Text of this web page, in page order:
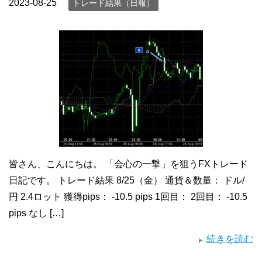
2023-08-25 トレード結果（日報）
皆さん、こんにちは。 「会心の一撃」を狙うFXトレード
日記です。 トレード結果 8/25（金） 通貨＆数量： ドル/
円 2.4ロット 獲得pips： -10.5 pips 1回目： 2回目： -10.5
pips なし […]
続きを読む